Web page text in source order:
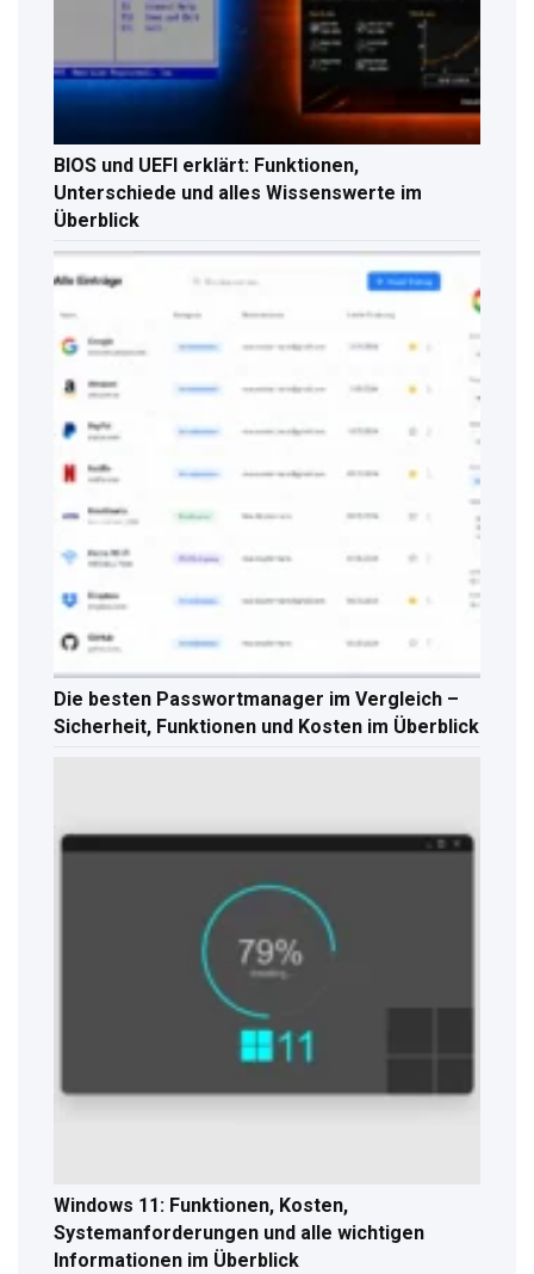
BIOS und UEFI erklärt: Funktionen,
Unterschiede und alles Wissenswerte im
Überblick
Die besten Passwortmanager im Vergleich –
Sicherheit, Funktionen und Kosten im Überblick
Windows 11: Funktionen, Kosten,
Systemanforderungen und alle wichtigen
Informationen im Überblick